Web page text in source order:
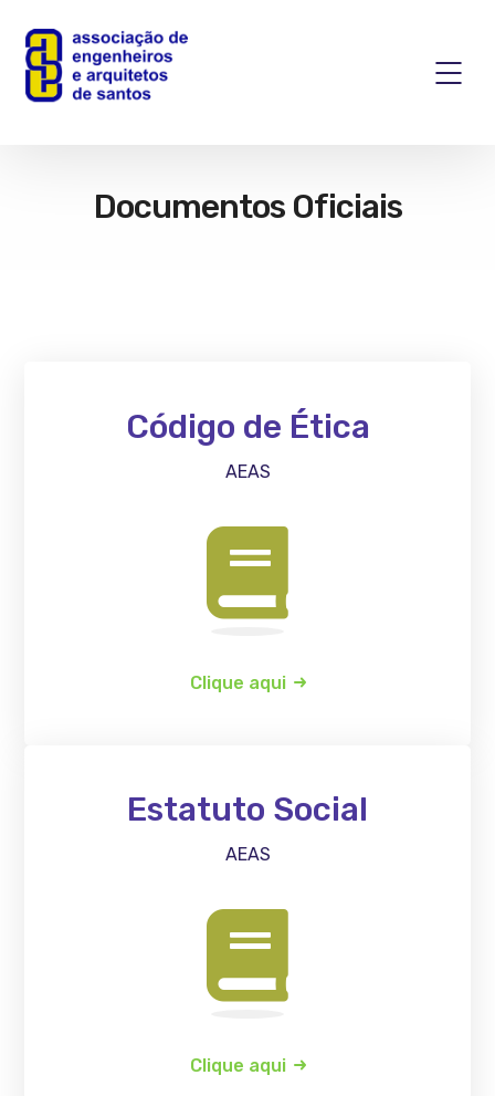
Documentos Oficiais
Código de Ética
AEAS
Clique aqui
Estatuto Social
AEAS
Clique aqui